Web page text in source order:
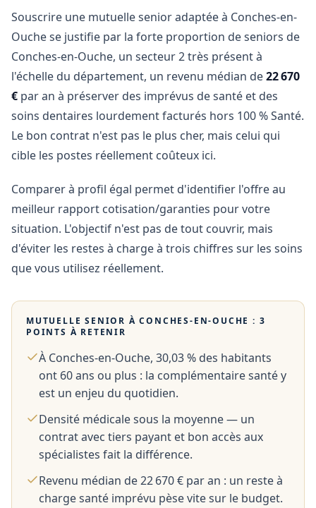
Souscrire une mutuelle senior adaptée à Conches-en-
Ouche se justifie par la forte proportion de seniors de
Conches-en-Ouche, un secteur 2 très présent à
l'échelle du département, un revenu médian de22 670
€ par an à préserver des imprévus de santé et des
soins dentaires lourdement facturés hors 100 % Santé.
Le bon contrat n'est pas le plus cher, mais celui qui
cible les postes réellement coûteux ici.
Comparer à profil égal permet d'identifier l'offre au
meilleur rapport cotisation/garanties pour votre
situation. L'objectif n'est pas de tout couvrir, mais
d'éviter les restes à charge à trois chiffres sur les soins
que vous utilisez réellement.
MUTUELLE SENIOR ÀCONCHES-EN-OUCHE : 3
POINTS À RETENIR
À Conches-en-Ouche, 30,03 % des habitants
ont 60 ans ou plus : la complémentaire santé y
est un enjeu du quotidien.
Densité médicale sous la moyenne — un
contrat avec tiers payant et bon accès aux
spécialistes fait la différence.
Revenu médian de 22 670 € par an : un reste à
charge santé imprévu pèse vite sur le budget.